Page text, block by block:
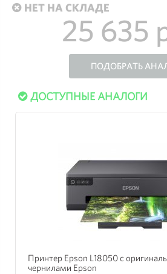
НЕТ НА СКЛАДЕ
25 635
ПОДОБРАТЬ
ДОСТУПНЫЕ АНАЛОГИ
Принтер Epson L18050 с
чернилами Epson